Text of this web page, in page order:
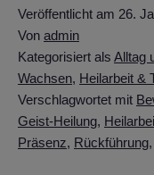
Veröffentlicht am 26.
Von admin
Kategorisiert als Alltag
Wachsen, Heilarbeit &
Verschlagwortet mit
Geist-Heilung,
Präsenz, Rückführung,